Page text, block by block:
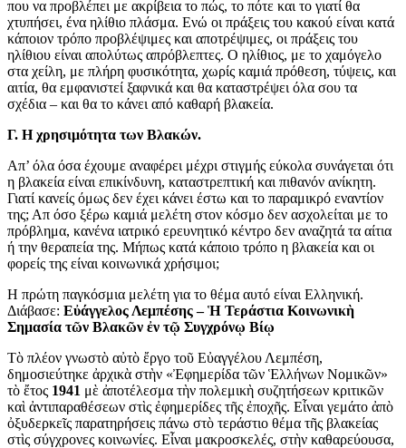
που να προβλέπει με ακρίβεια το πώς, το πότε και το γιατί θα
χτυπήσει, ένα ηλίθιο πλάσμα. Ενώ οι πράξεις του κακού είναι κατά
κάποιον τρόπο προβλέψιμες και αποτρέψιμες, οι πράξεις του
ηλίθιου είναι απολύτως απρόβλεπτες. Ο ηλίθιος, με το χαμόγελο
στα χείλη, με πλήρη φυσικότητα, χωρίς καμιά πρόθεση, τύψεις, και
αιτία, θα εμφανιστεί ξαφνικά και θα καταστρέψει όλα σου τα
σχέδια – και θα το κάνει από καθαρή βλακεία.
Γ. Η χρησιμότητα των Βλακών.
Απ’ όλα όσα έχουμε αναφέρει μέχρι στιγμής εύκολα συνάγεται ότι
η βλακεία είναι επικίνδυνη, καταστρεπτική και πιθανόν ανίκητη.
Γιατί κανείς όμως δεν έχει κάνει έστω και το παραμικρό εναντίον
της; Απ όσο ξέρω καμιά μελέτη στον κόσμο δεν ασχολείται με το
πρόβλημα, κανένα ιατρικό ερευνητικό κέντρο δεν αναζητά τα αίτια
ή την θεραπεία της. Μήπως κατά κάποιο τρόπο η βλακεία και οι
φορείς της είναι κοινωνικά χρήσιμοι;
Η πρώτη παγκόσμια μελέτη για το θέμα αυτό είναι Ελληνική.
Διάβασε: Εὐάγγελος Λεμπέσης – Ἡ Τεράστια Κοινωνικὴ
Σημασία τῶν Βλακῶν ἐν τῷ Συγχρόνῳ Βίῳ
Τὸ πλέον γνωστὸ αὐτὸ ἔργο τοῦ Εὐαγγέλου Λεμπέση,
δημοσιεύτηκε ἀρχικὰ στὴν «Ἐφημερίδα τῶν Ἑλλήνων Νομικῶν»
τὸ ἔτος 1941 μὲ ἀποτέλεσμα τὴν πολεμικὴ συζητήσεων κριτικῶν
καὶ ἀντιπαραθέσεων στὶς ἐφημερίδες τῆς ἐποχῆς. Εἶναι γεμάτο ἀπὸ
ὀξυδερκεῖς παρατηρήσεις πάνω στὸ τεράστιο θέμα τῆς βλακείας
στὶς σύγχρονες κοινωνίες. Εἶναι μακροσκελές, στὴν καθαρεύουσα,